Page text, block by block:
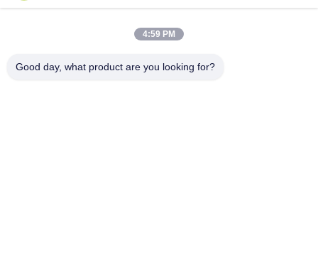
Peinture automobile pré-mélangée Peinture acrylique pour
Inoffensif
4:59 PM
Good day, what product are you looking for?